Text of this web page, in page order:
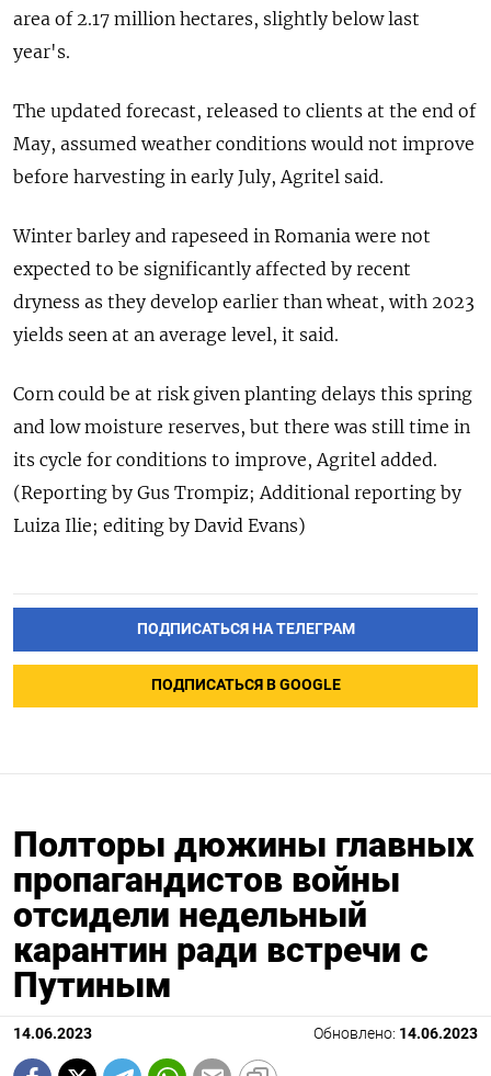
area of 2.17 million hectares, slightly below last
year's.
The updated forecast, released to clients at the end of
May, assumed weather conditions would not improve
before harvesting in early July, Agritel said.
Winter barley and rapeseed in Romania were not
expected to be significantly affected by recent
dryness as they develop earlier than wheat, with 2023
yields seen at an average level, it said.
Corn could be at risk given planting delays this spring
and low moisture reserves, but there was still time in
its cycle for conditions to improve, Agritel added.
(Reporting by Gus Trompiz; Additional reporting by
Luiza Ilie; editing by David Evans)
ПОДПИСАТЬСЯ НА ТЕЛЕГРАМ
ПОДПИСАТЬСЯ В GOOGLE
Полторы дюжины главных
пропагандистов войны
отсидели недельный
карантин ради встречи с
Путиным
14.06.2023 Обновлено: 14.06.2023